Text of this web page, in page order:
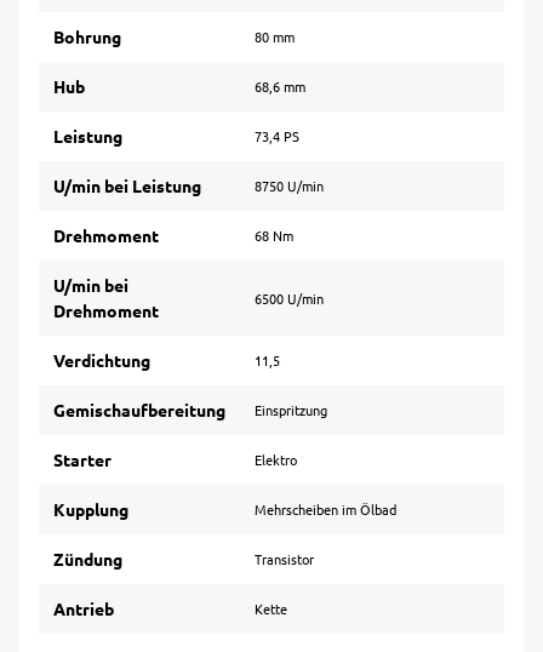
Bohrung 80 mm
Hub 68,6 mm
Leistung 73,4 PS
U/min bei Leistung 8750 U/min
Drehmoment 68 Nm
U/min bei
Drehmoment
6500 U/min
Verdichtung 11,5
Gemischaufbereitung Einspritzung
Starter Elektro
Kupplung Mehrscheiben im Ölbad
Zündung Transistor
Antrieb Kette